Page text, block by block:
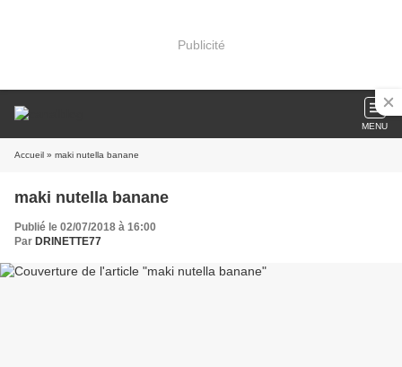
Publicité
MENU
Accueil » maki nutella banane
maki nutella banane
Publié le 02/07/2018 à 16:00
Par DRINETTE77